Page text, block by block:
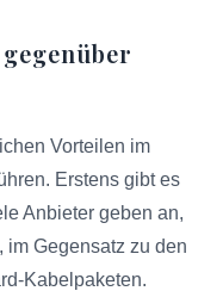
Vorteilen im
Erstens gibt es
Anbieter geben an,
im Gegensatz zu den
Kabelpaketen.